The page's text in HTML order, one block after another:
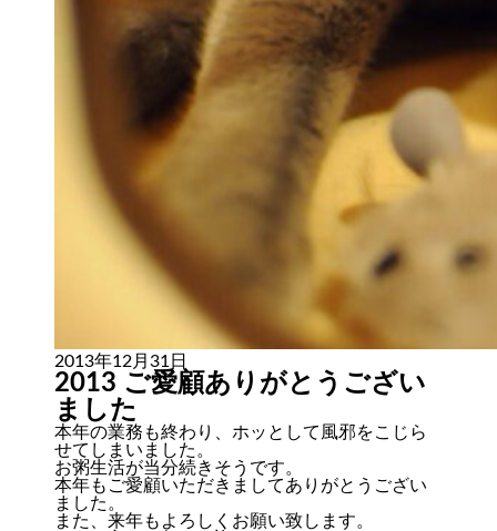
2013年12月31日
2013 ご愛顧ありがとうござい
ました
本年の業務も終わり、ホッとして風邪をこじら
せてしまいました。
お粥生活が当分続きそうです。
本年もご愛顧いただきましてありがとうござい
ました。
また、来年もよろしくお願い致します。